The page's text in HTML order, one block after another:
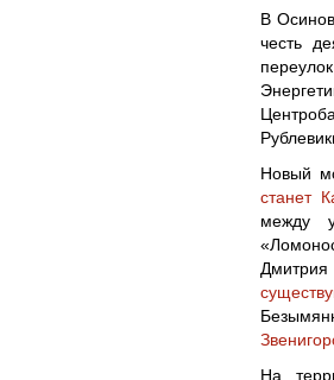
В
честь
Новый
станет
между
На